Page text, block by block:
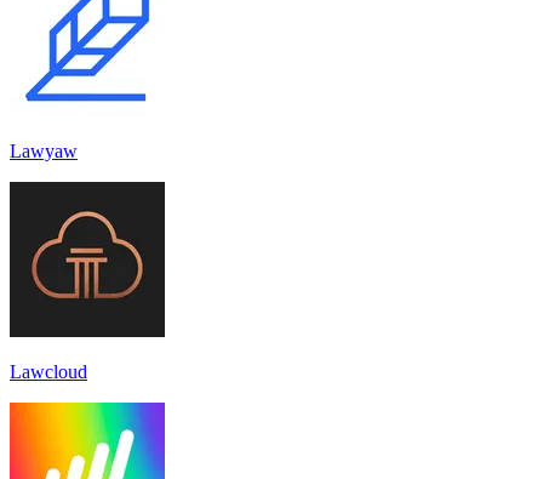
Lawyaw
Lawcloud